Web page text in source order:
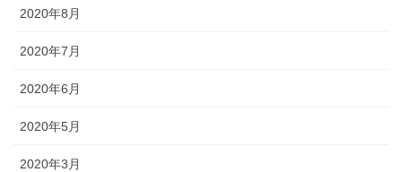
2020年8月
2020年7月
2020年6月
2020年5月
2020年3月